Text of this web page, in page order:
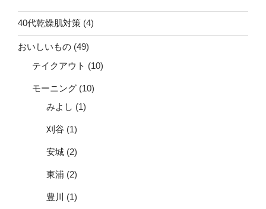
40代乾燥肌対策 (4)
おいしいもの (49)
テイクアウト (10)
モーニング (10)
みよし (1)
刈谷 (1)
安城 (2)
東浦 (2)
豊川 (1)